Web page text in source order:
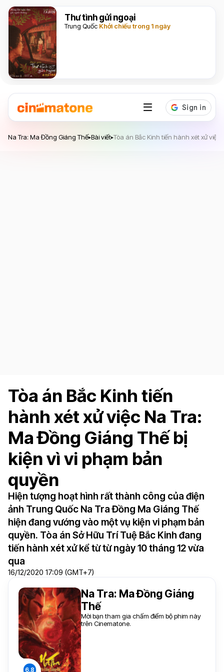
Thư tình gửi ngoại
Trung Quốc Khởi chiếu trong 1 ngày
Na Tra: Ma Đồng Giáng Thế▸Bài viết▸Tòa án Bắc Kinh tiến hành xét xử
Tòa án Bắc Kinh tiến
hành xét xử việc Na Tra:
Ma Đồng Giáng Thế bị
kiện vì vi phạm bản
quyền
Hiện tượng hoạt hình rất thành công của điện
ảnh Trung Quốc Na Tra Đồng Ma Giáng Thế
hiện đang vướng vào một vụ kiện vi phạm bản
quyền. Tòa án Sở Hữu Trí Tuệ Bắc Kinh đang
tiến hành xét xử kể từ từ ngày 10 tháng 12 vừa
qua
16/12/2020 17:09 (GMT+7)
Na Tra: Ma Đồng Giáng
Thế
Mời bạn tham gia chấm điểm bộ phim này
trên Cinematone.